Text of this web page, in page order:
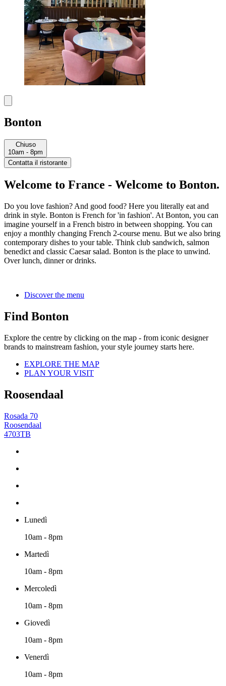
Bonton
Chiuso
10am - 8pm
Contatta il ristorante
Welcome to France - Welcome to Bonton.
Do you love fashion? And good food? Here you literally eat and
drink in style. Bonton is French for 'in fashion'. At Bonton, you can
imagine yourself in a French bistro in between shopping. You can
enjoy a monthly changing French 2-course menu. But we also bring
contemporary dishes to your table. Think club sandwich, salmon
benedict and classic Caesar salad. Bonton is the place to unwind.
Over lunch, dinner or drinks.
Discover the menu
Find Bonton
Explore the centre by clicking on the map - from iconic designer
brands to mainstream fashion, your style journey starts here.
EXPLORE THE MAP
PLAN YOUR VISIT
Roosendaal
Rosada 70
Roosendaal
4703TB
Lunedì
10am - 8pm
Martedì
10am - 8pm
Mercoledì
10am - 8pm
Giovedì
10am - 8pm
Venerdì
10am - 8pm